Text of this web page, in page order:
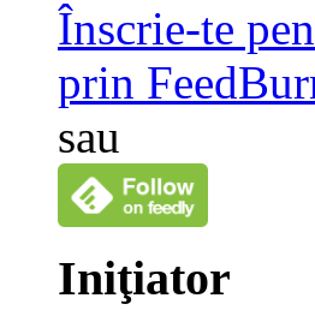
Înscrie-te
prin
sau
Iniţiator